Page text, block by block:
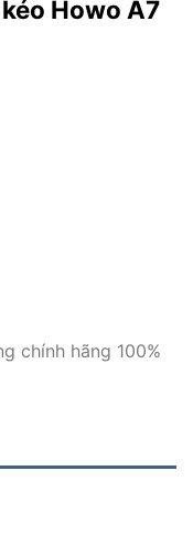
Howo A7
chính hãng 100%